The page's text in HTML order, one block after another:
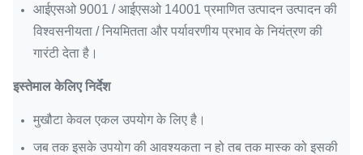
आईएसओ 9001 / आईएसओ 14001 प्रमाणित उत्पादन उत्पादन की
विश्वसनीयता / नियमितता और पर्यावरणीय प्रभाव के नियंत्रण की
गारंटी देता है।
इस्तेमाल केलिए निर्देश
मुखौटा केवल एकल उपयोग के लिए है।
जब तक इसके उपयोग की आवश्यकता न हो तब तक मास्क को इसकी